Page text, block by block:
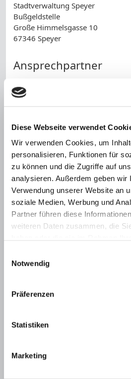
Diese Webseite verwendet
Wir verwenden Cookies, um
personalisieren, Funktionen für
zu können und die Zugriffe auf
analysieren. Außerdem geben wir
Verwendung unserer Website an
soziale Medien, Werbung und
Partner führen diese
weiteren Daten zusammen, die
Notwendig
Präferenzen
Statistiken
Marketing
Stadtverwaltung Speyer
Bußgeldstelle
Große Himmelsgasse 10
67346 Speyer
Ansprechpartner
Herr Thomas Berger
Telefon:
Telefax: 06232 / 142757
Name *
Telefonnummer
E-Mail *
Nachricht *
SPAM-Schutz *